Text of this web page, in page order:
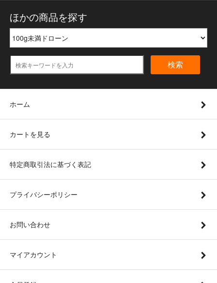
ほかの商品を探す
検索
ホーム
カートを見る
特定商取引法に基づく表記
プライバシーポリシー
お問い合わせ
マイアカウント